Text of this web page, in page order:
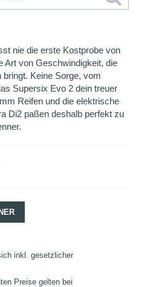
nie die erste Kostprobe von
Art von Geschwindigkeit, die
Keine Sorge, vom
Supersix Evo 2 dein treuer
Reifen und die elektrische
Di2 paßen deshalb perfekt zu
inkl. gesetzlicher
Preise gelten bei